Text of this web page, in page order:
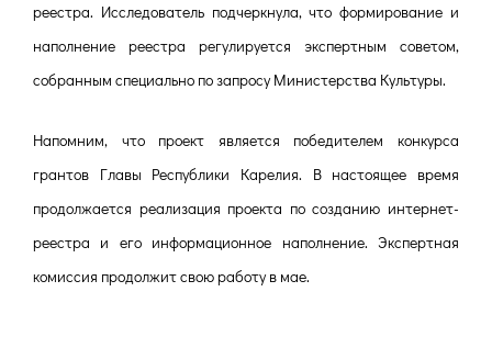
реестра. Исследователь подчеркнула, что формирование и
наполнение реестра регулируется экспертным советом,
собранным специально по запросу Министерства Культуры.
Напомним, что проект является победителем конкурса
грантов Главы Республики Карелия. В настоящее время
продолжается реализация проекта по созданию интернет-
реестра и его информационное наполнение. Экспертная
комиссия продолжит свою работу в мае.